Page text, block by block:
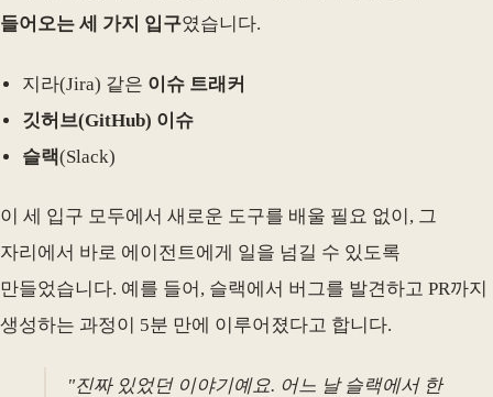
들어오는 세 가지 입구였습니다.
지라(Jira) 같은 이슈 트래커
깃허브(GitHub) 이슈
슬랙(Slack)
이 세 입구 모두에서 새로운 도구를 배울 필요 없이, 그
자리에서 바로 에이전트에게 일을 넘길 수 있도록
만들었습니다. 예를 들어, 슬랙에서 버그를 발견하고 PR까지
생성하는 과정이 5분 만에 이루어졌다고 합니다.
"진짜 있었던 이야기예요. 어느 날 슬랙에서 한